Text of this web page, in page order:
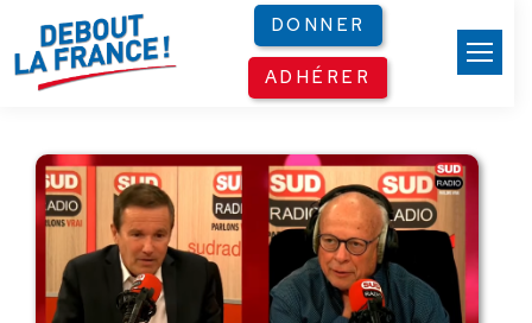
DONNER
ADHÉRER
Panneau de gestion des cookies